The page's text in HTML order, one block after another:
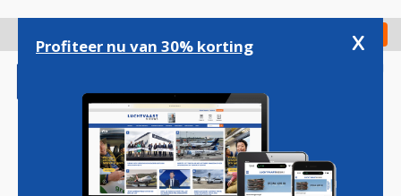
gaan
Check in
Profiteer nu van 30% korting x